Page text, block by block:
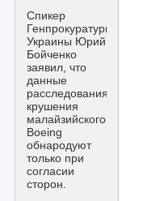
Спикер
Генпрокуратуры
Украины Юрий
Бойченко
заявил, что
данные
расследования
крушения
малайзийского
Boeing
обнародуют
только при
согласии
сторон.